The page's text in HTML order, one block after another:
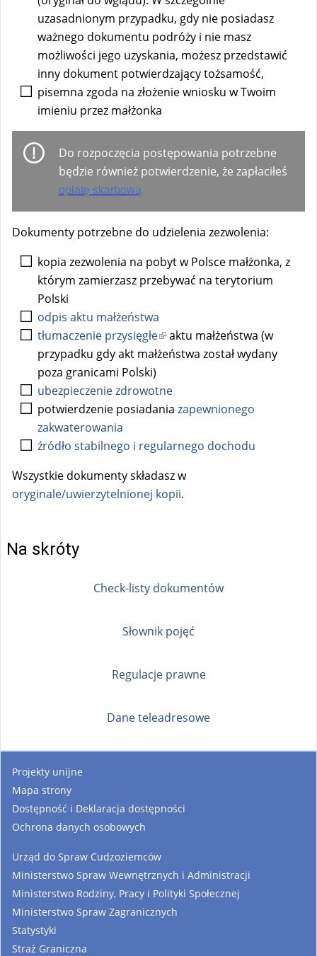
uzasadnionym przypadku, gdy nie posiadasz
ważnego dokumentu podróży i nie masz
możliwości jego uzyskania, możesz przedstawić
inny dokument potwierdzający tożsamość,
pisemna zgoda na złożenie wniosku w Twoim
imieniu przez małżonka
Do rozpoczęcia postępowania potrzebne
będzie również potwierdzenie, że zapłaciłeś
opłatę skarbową
Dokumenty potrzebne do udzielenia zezwolenia:
kopia zezwolenia na pobyt w Polsce małżonka, z
którym zamierzasz przebywać na terytorium
Polski
odpis aktu małżeństwa
tłumaczenie przysięgłe(
l
n
k
s
x
t
l
aktu małżeństwa (w
przypadku gdy akt małżeństwa został wydany
poza granicami Polski)
ubezpieczenie zdrowotne
potwierdzenie posiadania zapewnionego
zakwaterowania
źródło stabilnego i regularnego dochodu
Wszystkie dokumenty składasz w
oryginale/uwierzytelnionej kopii.
Na skróty
Check-listy dokumentów
Słownik pojęć
Regulacje prawne
Dane teleadresowe
Projekty unijne
Mapa strony
Dostępność i Deklaracja dostępności
Ochrona danych osobowych
Urząd do Spraw Cudzoziemców
Ministerstwo Spraw Wewnętrznych i Administracji
Ministerstwo Rodziny, Pracy i Polityki Społecznej
Ministerstwo Spraw Zagranicznych
Statystyki
Straż Graniczna